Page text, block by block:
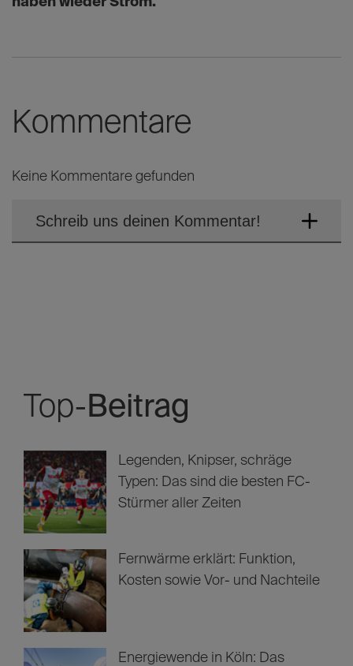
Kommentare
Keine Kommentare gefunden
Schreib uns deinen Kommentar!
Top- Beitrag
Legenden, Knipser, schräge
Typen: Das sind die besten FC-
Stürmer aller Zeiten
Fernwärme erklärt: Funktion,
Kosten sowie Vor- und Nachteile
Energiewende in Köln: Das